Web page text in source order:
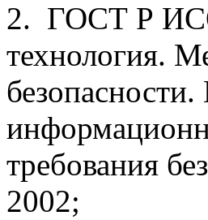
2. ГОСТ Р
технология.
требова­ния
2002;